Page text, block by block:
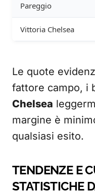
Pareggio
Vittoria Chelsea
Le quote
fattore campo, i
Chelsea
margine è
qualsiasi esito.
TENDENZE E
STATISTICHE